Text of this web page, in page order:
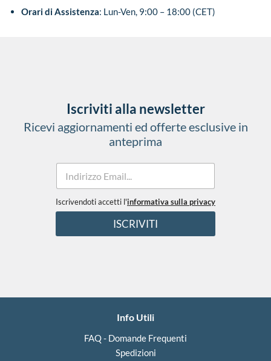
Orari di Assistenza: Lun-Ven, 9:00 – 18:00 (CET)
Iscriviti alla newsletter
Ricevi aggiornamenti ed offerte esclusive in
anteprima
a
i
l
E
m
i
Iscrivendoti accetti l'informativa sulla privacy
ISCRIVITI
Info Utili
FAQ - Domande Frequenti
Spedizioni